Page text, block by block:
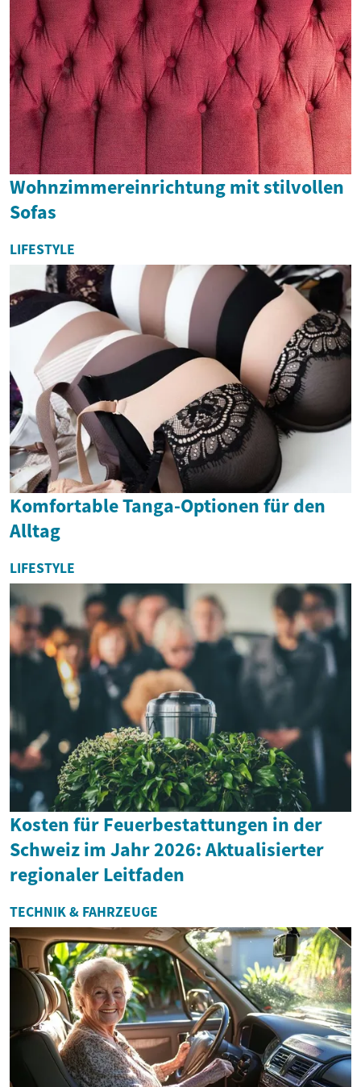
Wohnzimmereinrichtung mit stilvollen
Sofas
LIFESTYLE
Komfortable Tanga-Optionen für den
Alltag
LIFESTYLE
Kosten für Feuerbestattungen in der
Schweiz im Jahr 2026: Aktualisierter
regionaler Leitfaden
TECHNIK & FAHRZEUGE